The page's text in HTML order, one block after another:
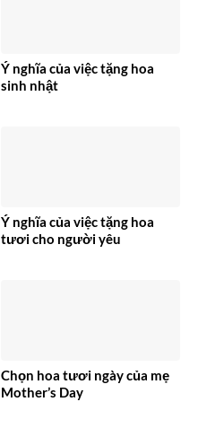
Ý nghĩa của việc tặng hoa
sinh nhật
Ý nghĩa của việc tặng hoa
tươi cho người yêu
Chọn hoa tươi ngày của mẹ
Mother’s Day